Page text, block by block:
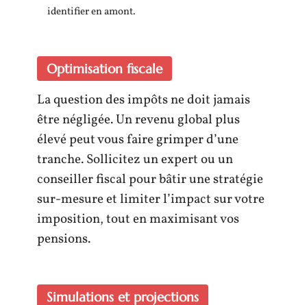
identifier en amont.
Optimisation fiscale
La question des impôts ne doit jamais
être négligée. Un revenu global plus
élevé peut vous faire grimper d’une
tranche. Sollicitez un expert ou un
conseiller fiscal pour bâtir une stratégie
sur-mesure et limiter l’impact sur votre
imposition, tout en maximisant vos
pensions.
Simulations et projections